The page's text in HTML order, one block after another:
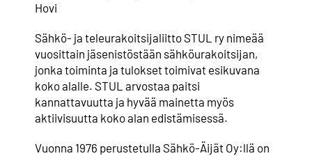
Hovi
Sähkö- ja teleurakoitsijaliitto STUL ry nimeää
vuosittain jäsenistöstään sähköurakoitsijan,
jonka toiminta ja tulokset toimivat esikuvana
koko alalle. STUL arvostaa paitsi
kannattavuutta ja hyvää mainetta myös
aktiivisuutta koko alan edistämisessä.
Vuonna 1976 perustetulla Sähkö-Äijät Oy:llä on